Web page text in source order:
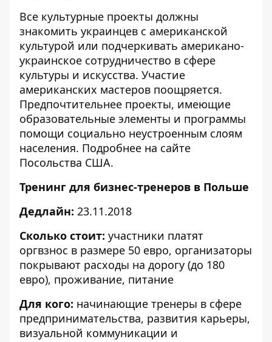
Все культурные проекты должны
знакомить украинцев с американской
культурой или подчеркивать американо-
украинское сотрудничество в сфере
культуры и искусства. Участие
американских мастеров поощряется.
Предпочтительнее проекты, имеющие
образовательные элементы и программы
помощи социально неустроенным слоям
населения. Подробнее на сайте
Посольства США.
Тренинг для бизнес-тренеров в Польше
Дедлайн: 23.11.2018
Сколько стоит: участники платят
оргвзнос в размере 50 евро, организаторы
покрывают расходы на дорогу (до 180
евро), проживание, питание
Для кого: начинающие тренеры в сфере
предпринимательства, развития карьеры,
визуальной коммуникации и